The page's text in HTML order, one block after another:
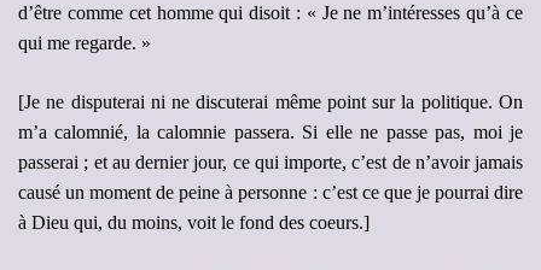
d’être comme cet homme qui disoit : « Je ne m’intéresses qu’à ce
qui me regarde. »
[Je ne disputerai ni ne discuterai même point sur la politique. On
m’a calomnié, la calomnie passera. Si elle ne passe pas, moi je
passerai ; et au dernier jour, ce qui importe, c’est de n’avoir jamais
causé un moment de peine à personne : c’est ce que je pourrai dire
à Dieu qui, du moins, voit le fond des coeurs.]